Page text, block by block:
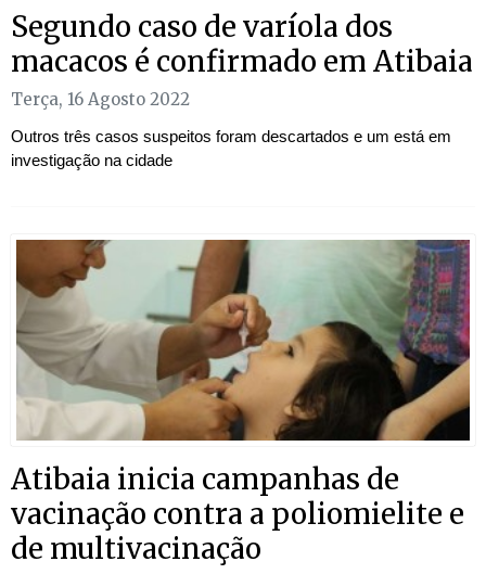
Segundo caso de varíola dos
macacos é confirmado em Atibaia
Terça, 16 Agosto 2022
Outros três casos suspeitos foram descartados e um está em
investigação na cidade
Atibaia inicia campanhas de
vacinação contra a poliomielite e
de multivacinação